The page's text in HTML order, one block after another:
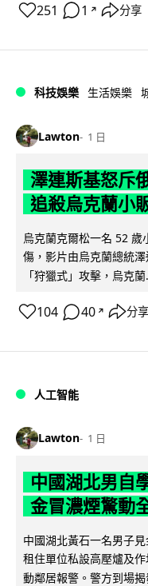
251 1 ↗ 分享
科技娛樂 生活娛樂
Lawton 1 日
澤連斯基怒斥
追殺烏克蘭小
烏克蘭克爾松一名 52
傷，影片由烏克蘭總統
「狩獵式」攻擊，烏克
104 40 ↗ 分享
人工智能
Lawton 1 日
中國湖北男自
金冒濃煙驚動
中國湖北黃石一名男子
租住單位私設高壓爐及
動鄰居報警。警方到場